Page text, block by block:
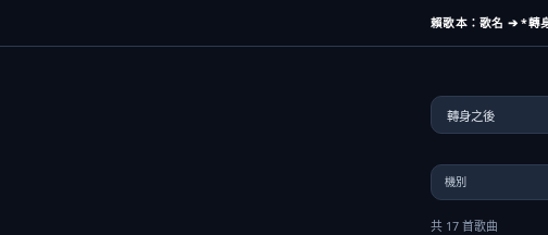
賴歌本：歌名 ➔ *轉
共 17 首歌曲